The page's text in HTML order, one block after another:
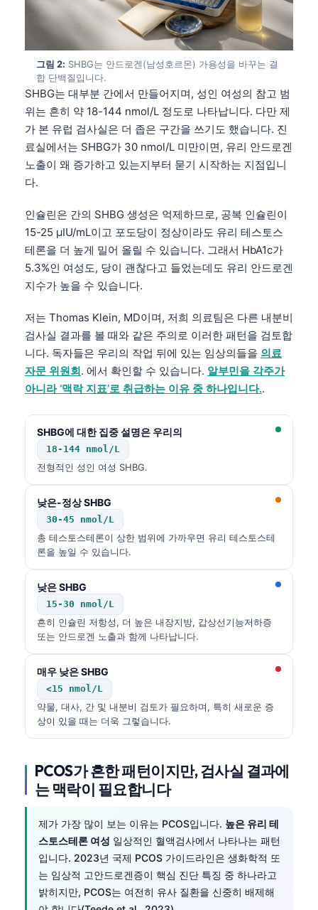
그림 2: SHBG는 안드로겐(남성호르몬) 가용성을 바꾸는 결
합 단백질입니다.
SHBG는 대부분 간에서 만들어지며, 성인 여성의 참고 범
위는 흔히 약 18-144 nmol/L 정도로 나타납니다. 다만 제
가 본 유럽 검사실은 더 좁은 구간을 쓰기도 했습니다. 진
료실에서는 SHBG가 30 nmol/L 미만이면, 유리 안드로겐
노출이 왜 증가하고 있는지부터 묻기 시작하는 지점입니
다.
인슐린은 간의 SHBG 생성은 억제하므로, 공복 인슐린이
15-25 µIU/mL이고 포도당이 정상이라도 유리 테스토스
테론을 더 높게 밀어 올릴 수 있습니다. 그래서 HbA1c가
5.3%인 여성도, 당이 괜찮다고 들었는데도 유리 안드로겐
지수가 높을 수 있습니다.
저는 Thomas Klein, MD이며, 저희 의료팀은 다른 내분비
검사실 결과를 볼 때와 같은 주의로 이러한 패턴을 검토합
니다. 독자들은 우리의 작업 뒤에 있는 임상의들을 의료
자문 위원회. 에서 확인할 수 있습니다. 알부민을 각주가
아니라 ‘맥락 지표’로 취급하는 이유 중 하나입니다..
SHBG에 대한 집중 설명은 우리의
18-144 nmol/L
전형적인 성인 여성 SHBG.
낮은-정상 SHBG
30-45 nmol/L
총 테스토스테론이 상한 범위에 가까우면 유리 테스토스테
론을 높일 수 있습니다.
낮은 SHBG
15-30 nmol/L
흔히 인슐린 저항성, 더 높은 내장지방, 갑상선기능저하증
또는 안드로겐 노출과 함께 나타납니다.
매우 낮은 SHBG
<15 nmol/L
약물, 대사, 간 및 내분비 검토가 필요하며, 특히 새로운 증
상이 있을 때는 더욱 그렇습니다.
PCOS가 흔한 패턴이지만, 검사실 결과에
는 맥락이 필요합니다
제가 가장 많이 보는 이유는 PCOS입니다. 높은 유리 테
스토스테론 여성 일상적인 혈액검사에서 나타나는 패턴
입니다. 2023년 국제 PCOS 가이드라인은 생화학적 또
는 임상적 고안드로겐증이 핵심 진단 특징 중 하나라고
밝히지만, PCOS는 여전히 유사 질환을 신중히 배제해